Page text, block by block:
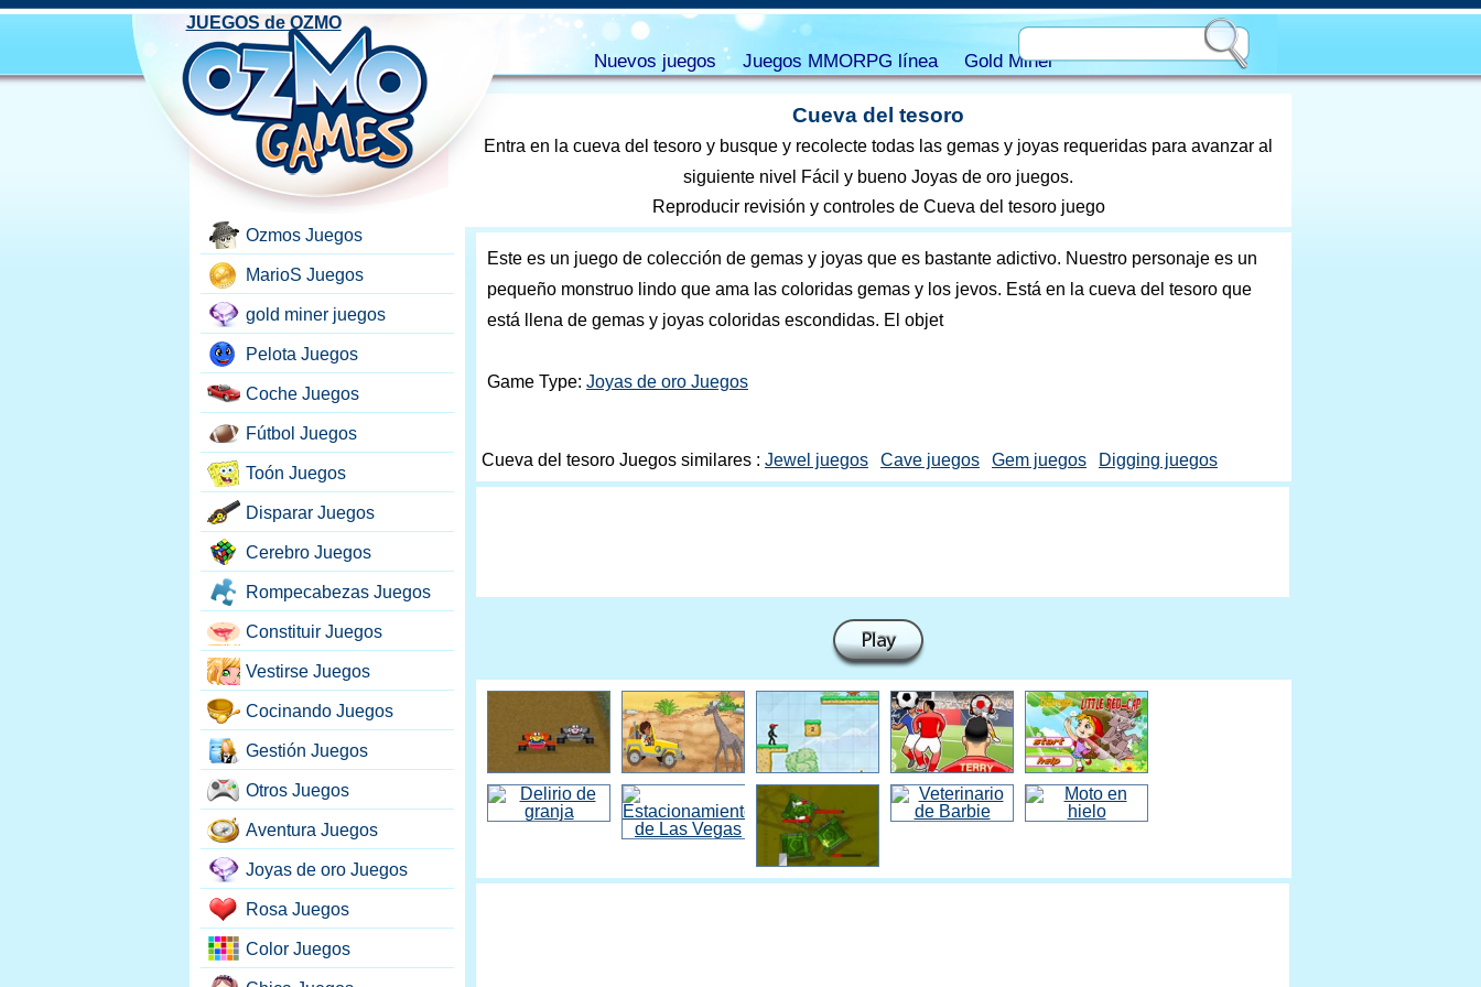
Cueva del tesoro
Entra en la cueva del tesoro y busque y recolecte todas las gemas y joyas requeridas para avanzar al
siguiente nivel Fácil y bueno Joyas de oro juegos.
Reproducir revisión y controles de Cueva del tesoro juego
Este es un juego de colección de gemas y joyas que es bastante adictivo. Nuestro personaje es un
pequeño monstruo lindo que ama las coloridas gemas y los jevos. Está en la cueva del tesoro que
está llena de gemas y joyas coloridas escondidas. El objet
Game Type: Joyas de oro Juegos
Cueva del tesoro Juegos similares : Jewel juegos Cave juegos Gem juegos Digging juegos
Ozmos Juegos
MarioS Juegos
gold miner juegos
Pelota Juegos
Coche Juegos
Fútbol Juegos
Toón Juegos
Disparar Juegos
Cerebro Juegos
Rompecabezas Juegos
Constituir Juegos
Vestirse Juegos
Cocinando Juegos
Gestión Juegos
Otros Juegos
Aventura Juegos
Joyas de oro Juegos
Rosa Juegos
Color Juegos
JUEGOS de OZMO
Nuevos juegos Juegos MMORPG línea Gold Miner